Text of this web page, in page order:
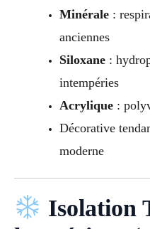
Minérale:
anciennes
Siloxane:
intempéries
Acrylique:
Décorative
moderne
Isolation